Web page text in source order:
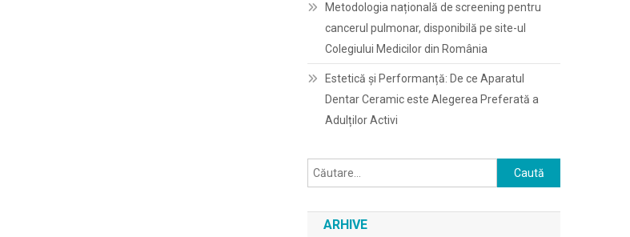
Metodologia națională de screening pentru
cancerul pulmonar, disponibilă pe site-ul
Colegiului Medicilor din România
Estetică și Performanță: De ce Aparatul
Dentar Ceramic este Alegerea Preferată a
Adulților Activi
Caută
după:
ARHIVE